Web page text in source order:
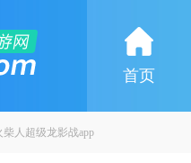
首页
柴人超级龙影战app